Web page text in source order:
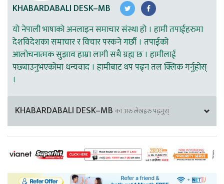
KHABARDABALI DESK–MB
यो नेपाली भाषाको अनलाइन समाचार संस्था हो । हामी तपाईहरुमा
देशविदेशका समाचार र विचार पस्कने गर्छौ । तपाईको
आलोचनात्मक सुझाव हाम्रा लागी सधै ग्रह्य छ । हामीलाई
पछ्याउनुभएकोमा धन्यवाद । हामीबाट थप पढ्न तल क्लिक गर्नुहोस्
।
KHABARDABALI DESK–MB का अरु लेखहरु पढ्नुस्